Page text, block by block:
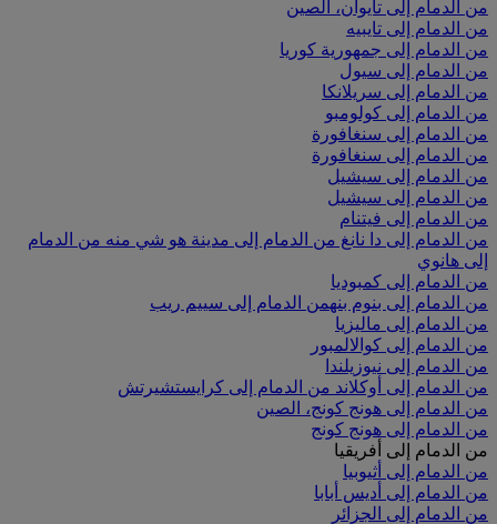
من الدمام إلى تايوان، الصين
من الدمام إلى تايبيه
من الدمام إلى جمهورية كوريا
من الدمام إلى سيول
من الدمام إلى سريلانكا
من الدمام إلى كولومبو
من الدمام إلى سنغافورة
من الدمام إلى سنغافورة
من الدمام إلى سيشيل
من الدمام إلى سيشيل
من الدمام إلى فيتنام
من الدمام إلى دا نانغ من الدمام إلى مدينة هو شي منه من الدمام
إلى هانوي
من الدمام إلى كمبوديا
من الدمام إلى بنوم بنهمن الدمام إلى سييم ريب
من الدمام إلى ماليزيا
من الدمام إلى كوالالمبور
من الدمام إلى نيوزيلندا
من الدمام إلى أوكلاند من الدمام إلى كرايستشيرتش
من الدمام إلى هونج كونج، الصين
من الدمام إلى هونج كونج
من الدمام إلى أفريقيا
من الدمام إلى أثيوبيا
من الدمام إلى أديس أبابا
من الدمام إلى الجزائر